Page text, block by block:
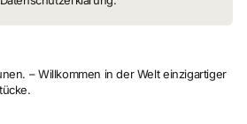
– Willkommen in der Welt einzigartiger